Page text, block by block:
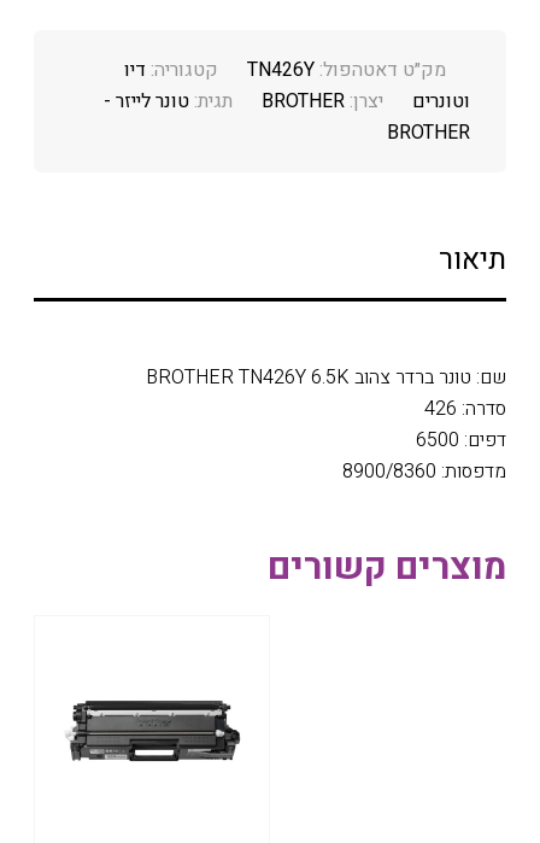
מק״ט דאטהפול:TN426Y קטגוריה: דיו
וטונרים
יצרן:BROTHER תגית:טונר לייזר -
BROTHER
תיאור
שם: טונר ברדר צהוב BROTHER TN426Y 6.5K
סדרה: 426
דפים: 6500
מדפסות: 8900/8360
מוצרים קשורים